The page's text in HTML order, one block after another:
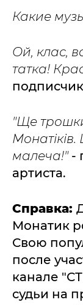
Какие
Ой, клас,
татка!
"Ще
малеча!" -
артиста.
Справка:
Монатик
Свою
после
канале
судьи на